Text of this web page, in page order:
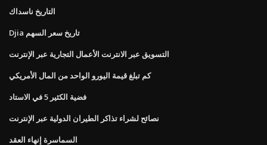
التاريخ ناسداك
Djia تاريخ سعر السهم
التسويق عبر الانترنت الأعمال التجارية عبر الإنترنت
كم تبلغ قيمة اليورو الواحد من المال الأمريكي
فضية الكثير 5 في الاستاد
نصائح لشراء تذاكر الطيران الدولية عبر الإنترنت
السماسرة إنهاء العقد